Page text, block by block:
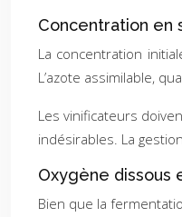
Concentration en
La concentration
L’azote assimilable,
Les vinificateurs
indésirables. La
Oxygène dissous
Bien que la